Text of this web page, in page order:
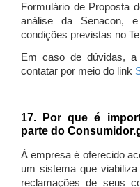
Formulário de Proposta
análise da Senacon,
condições previstas no
Em caso de dúvidas, a
contatar por meio do link
17. Por que é
parte do
À empresa é oferecido
um sistema que
reclamações de seus